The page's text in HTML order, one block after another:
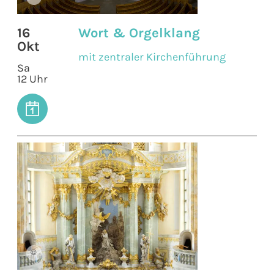
16
Okt
Sa
12 Uhr
Wort & Orgelklang
mit zentraler Kirchenführung
©